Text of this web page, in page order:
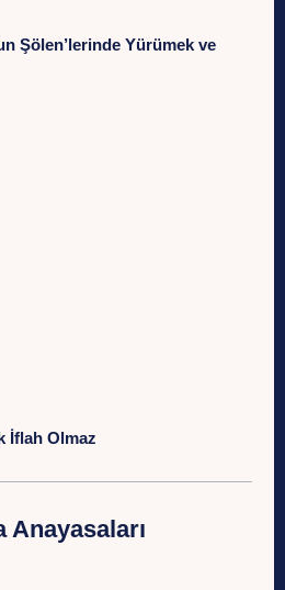
Şölen’lerinde Yürümek ve
İflah Olmaz
Anayasaları